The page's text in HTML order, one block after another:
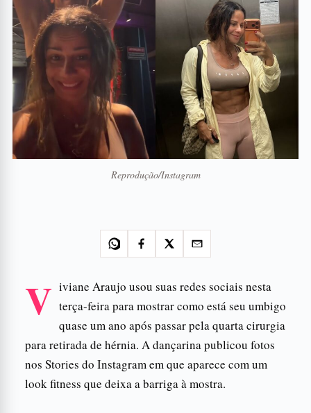
Reprodução/Instagram
V iviane Araujo usou suas redes sociais nesta
terça-feira para mostrar como está seu umbigo
quase um ano após passar pela quarta cirurgia
para retirada de hérnia. A dançarina publicou fotos
nos Stories do Instagram em que aparece com um
look fitness que deixa a barriga à mostra.